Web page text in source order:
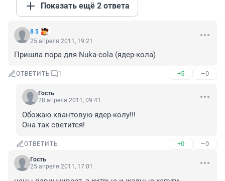
Показать ещё 2 ответа
8 5
25 апреля 2011, 19:21
Пришла пора для Nuka-cola (ядер-кола)
ОТВЕТИТЬ 1 +5 –0
Гость
28 апреля 2011, 09:41
Обожаю квантовую ядер-колу!!!
Она так светится!
ОТВЕТИТЬ +0 –0
Гость
25 апреля 2011, 17:01